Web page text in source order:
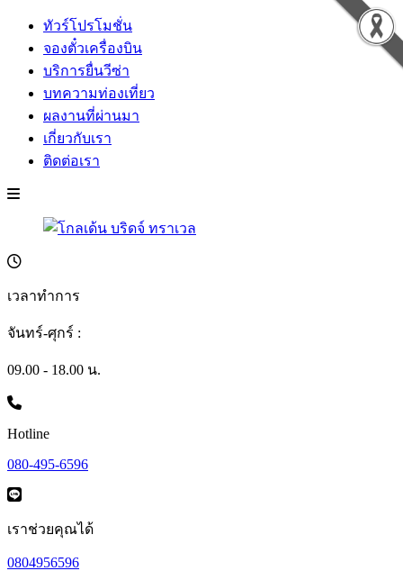
ทัวร์โปรโมชั่น
จองตั๋วเครื่องบิน
บริการยื่นวีซ่า
บทความท่องเที่ยว
ผลงานที่ผ่านมา
เกี่ยวกับเรา
ติดต่อเรา
เวลาทำการ
จันทร์-ศุกร์ :
09.00 - 18.00 น.
Hotline
080-495-6596
เราช่วยคุณได้
0804956596